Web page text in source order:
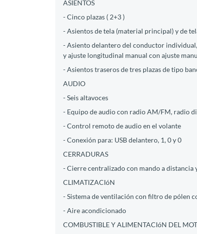
ASIENTOS
- Cinco plazas ( 2+3 )
- Asientos de tela (material principal) y de
- Asiento delantero del conductor
y ajuste longitudinal manual con ajuste
- Asientos traseros de tres plazas de tipo
AUDIO
- Seis altavoces
- Equipo de audio con radio AM/FM, radio
- Control remoto de audio en el volante
- Conexión para: USB delantero, 1, 0 y 0
CERRADURAS
- Cierre centralizado con mando a distancia
CLIMATIZACIóN
- Sistema de ventilación con filtro de pólen
- Aire acondicionado
COMBUSTIBLE Y ALIMENTACIóN DEL